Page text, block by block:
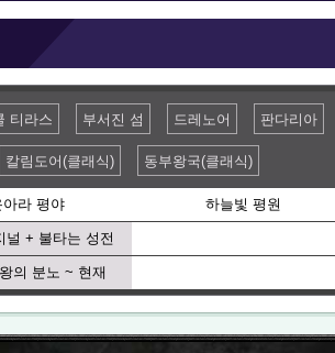
티라스 부서진 섬 드레노어 판다리아
칼림도어(클래식) 동부왕국(클래식)
아라 평야 하늘빛 평원
널 + 불타는 성전
의 분노 ~ 현재